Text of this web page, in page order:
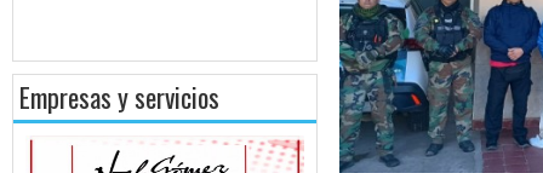
Empresas y servicios